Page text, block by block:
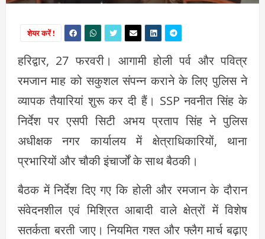
शेयर करें !
हरिद्वार, 27 फरवरी। आगामी होली पर्व और पवित्र
रमजान माह को सकुशल संपन्न कराने के लिए पुलिस ने
व्यापक तैयारियां शुरू कर दी हैं। SSP नवनीत सिंह के
निर्देश पर एसपी सिटी अभय प्रताप सिंह ने पुलिस
अधीक्षक नगर कार्यालय में क्षेत्राधिकारियों, थाना
प्रभारियों और चौकी इंचार्जों के साथ बैठकी।
बैठक में निर्देश दिए गए कि होली और रमजान के दौरान
संवेदनशील एवं मिश्रित आबादी वाले क्षेत्रों में विशेष
सतर्कता बरती जाए। नियमित गश्त और फ्लैग मार्च बढ़ाए